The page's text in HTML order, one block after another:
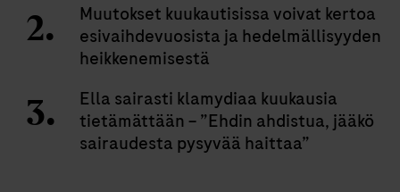
Muutokset kuukautisissa voivat kertoa
esivaihdevuosista ja hedelmällisyyden
heikkenemisestä
Ella sairasti klamydiaa kuukausia
tietämättään – ”Ehdin ahdistua, jääkö
sairaudesta pysyvää haittaa”